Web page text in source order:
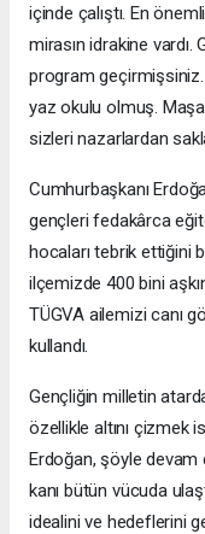
içinde çalıştı. En
mirasın idrakine
program geçirmişsiniz.
yaz okulu olmuş.
sizleri nazarlardan
Cumhurbaşkanı
gençleri fedakârca
hocaları tebrik ettiğini
ilçemizde 400 bini
TÜGVA ailemizi canı
kullandı.
Gençliğin milletin
özellikle altını çizmek
Erdoğan, şöyle devam
kanı bütün vücuda
idealini ve hedeflerini